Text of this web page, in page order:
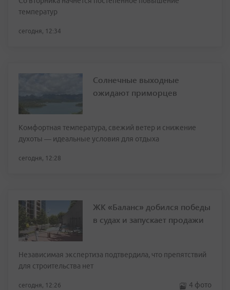
температур
сегодня, 12:34
Солнечные выходные
ожидают приморцев
Комфортная температура, свежий ветер и снижение
духоты — идеальные условия для отдыха
сегодня, 12:28
ЖК «Баланс» добился победы
в судах и запускает продажи
Независимая экспертиза подтвердила, что препятствий
для строительства нет
сегодня, 12:26 4 фото